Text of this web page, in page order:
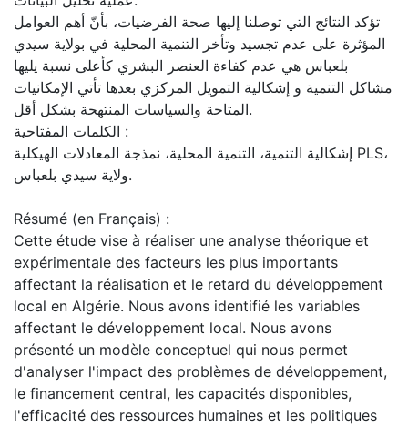
تؤكد النتائج التي توصلنا إليها صحة الفرضيات، بأنّ أهم العوامل
المؤثرة على عدم تجسيد وتأخر التنمية المحلية في بولاية سيدي
بلعباس هي عدم كفاءة العنصر البشري كأعلى نسبة يليها
مشاكل التنمية و إشكالية التمويل المركزي بعدها تأتي الإمكانيات
المتاحة والسياسات المنتهحة بشكل أقل.
الكلمات المفتاحية :
إشكالية التنمية، التنمية المحلية، نمذجة المعادلات الهيكلية PLS،
ولاية سيدي بلعباس.
Résumé (en Français) :
Cette étude vise à réaliser une analyse théorique et
expérimentale des facteurs les plus importants
affectant la réalisation et le retard du développement
local en Algérie. Nous avons identifié les variables
affectant le développement local. Nous avons
présenté un modèle conceptuel qui nous permet
d'analyser l'impact des problèmes de développement,
le financement central, les capacités disponibles,
l'efficacité des ressources humaines et les politiques